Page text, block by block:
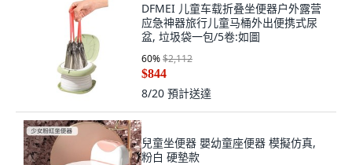
DFMEI 儿童车载折叠坐便器户外露营
应急神器旅行儿童马桶外出便携式尿
盆, 垃圾袋一包/5卷:如圖
60%$2,112
$844
8/20 預計送達
兒童坐便器 嬰幼童座便器 模擬仿真,
粉白 硬墊款